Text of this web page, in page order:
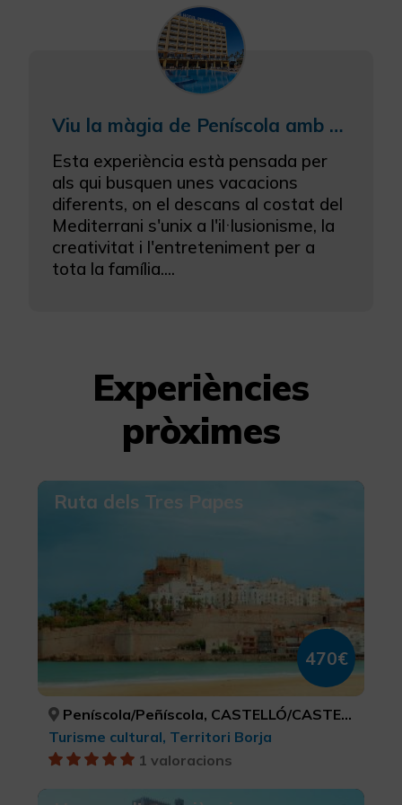
Viu la màgia de Peníscola amb allotjament i entrades al Magic Museum by Yunke
Esta experiència està pensada per
als qui busquen unes vacacions
diferents, on el descans al costat del
Mediterrani s'unix a l'il·lusionisme, la
creativitat i l'entreteniment per a
tota la família....
Experiències
pròximes
Ruta dels Tres Papes
470€
Peníscola/Peñíscola, CASTELLÓ/CASTELLÓN
Turisme cultural, Territori Borja
1 valoracions